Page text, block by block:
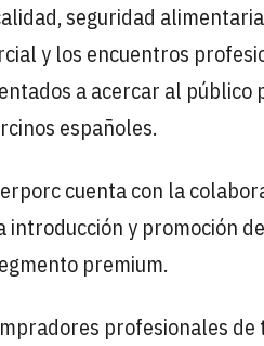
seguridad
y los encuentros
a acercar al
españoles.
cuenta con la
introducción y promoción
premium.
profesionales